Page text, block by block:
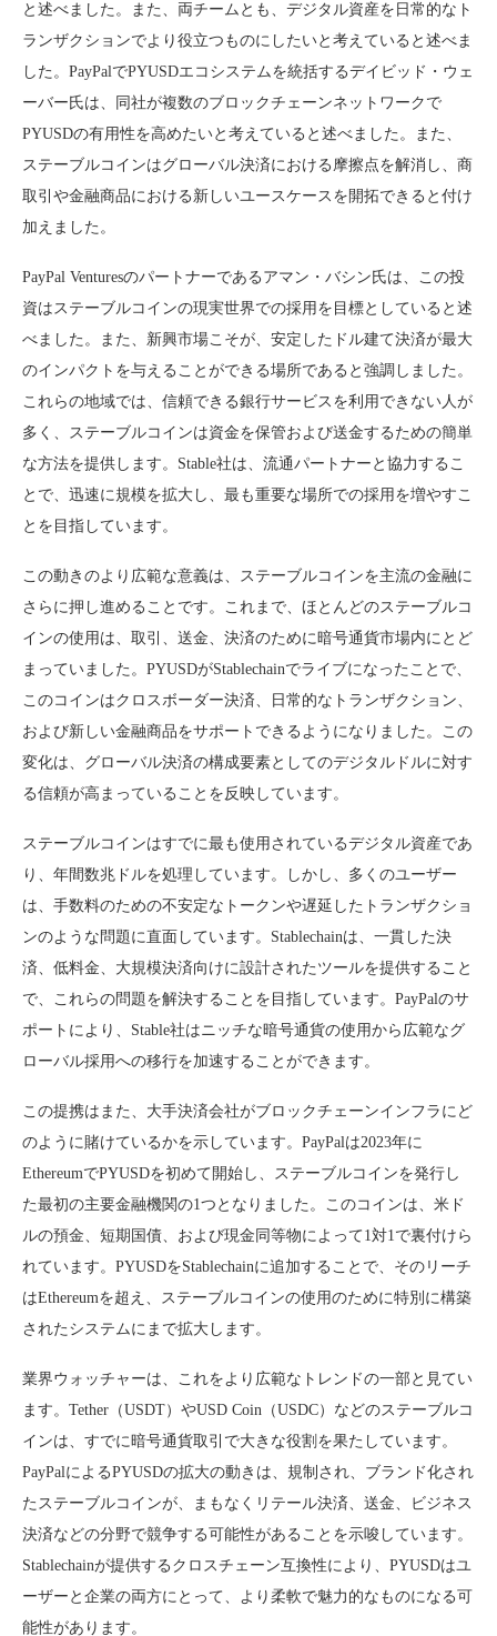
と述べました。また、両チームとも、デジタル資産を日常的なト
ランザクションでより役立つものにしたいと考えていると述べま
した。PayPalでPYUSDエコシステムを統括するデイビッド・ウェ
ーバー氏は、同社が複数のブロックチェーンネットワークで
PYUSDの有用性を高めたいと考えていると述べました。また、
ステーブルコインはグローバル決済における摩擦点を解消し、商
取引や金融商品における新しいユースケースを開拓できると付け
加えました。
PayPal Venturesのパートナーであるアマン・バシン氏は、この投
資はステーブルコインの現実世界での採用を目標としていると述
べました。また、新興市場こそが、安定したドル建て決済が最大
のインパクトを与えることができる場所であると強調しました。
これらの地域では、信頼できる銀行サービスを利用できない人が
多く、ステーブルコインは資金を保管および送金するための簡単
な方法を提供します。Stable社は、流通パートナーと協力するこ
とで、迅速に規模を拡大し、最も重要な場所での採用を増やすこ
とを目指しています。
この動きのより広範な意義は、ステーブルコインを主流の金融に
さらに押し進めることです。これまで、ほとんどのステーブルコ
インの使用は、取引、送金、決済のために暗号通貨市場内にとど
まっていました。PYUSDがStablechainでライブになったことで、
このコインはクロスボーダー決済、日常的なトランザクション、
および新しい金融商品をサポートできるようになりました。この
変化は、グローバル決済の構成要素としてのデジタルドルに対す
る信頼が高まっていることを反映しています。
ステーブルコインはすでに最も使用されているデジタル資産であ
り、年間数兆ドルを処理しています。しかし、多くのユーザー
は、手数料のための不安定なトークンや遅延したトランザクショ
ンのような問題に直面しています。Stablechainは、一貫した決
済、低料金、大規模決済向けに設計されたツールを提供すること
で、これらの問題を解決することを目指しています。PayPalのサ
ポートにより、Stable社はニッチな暗号通貨の使用から広範なグ
ローバル採用への移行を加速することができます。
この提携はまた、大手決済会社がブロックチェーンインフラにど
のように賭けているかを示しています。PayPalは2023年に
EthereumでPYUSDを初めて開始し、ステーブルコインを発行し
た最初の主要金融機関の1つとなりました。このコインは、米ド
ルの預金、短期国債、および現金同等物によって1対1で裏付けら
れています。PYUSDをStablechainに追加することで、そのリーチ
はEthereumを超え、ステーブルコインの使用のために特別に構築
されたシステムにまで拡大します。
業界ウォッチャーは、これをより広範なトレンドの一部と見てい
ます。Tether（USDT）やUSD Coin（USDC）などのステーブルコ
インは、すでに暗号通貨取引で大きな役割を果たしています。
PayPalによるPYUSDの拡大の動きは、規制され、ブランド化され
たステーブルコインが、まもなくリテール決済、送金、ビジネス
決済などの分野で競争する可能性があることを示唆しています。
Stablechainが提供するクロスチェーン互換性により、PYUSDはユ
ーザーと企業の両方にとって、より柔軟で魅力的なものになる可
能性があります。